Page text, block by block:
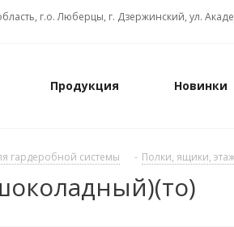
г.о. Люберцы, г. Дзержинский, ул.
Продукция Новинки
гардеробной системы - Полки, ящики,